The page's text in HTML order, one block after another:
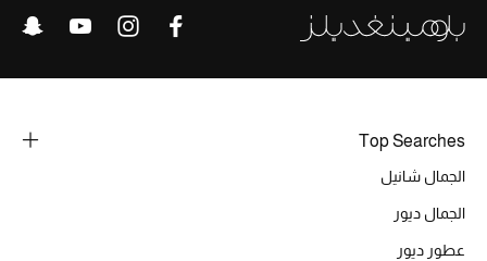
Top Searches
الجمال شانيل
الجمال ديور
عطور ديور